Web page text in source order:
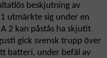
beskjutning av
utmärkte sig under en
2 kan påstås ha skjutit
gick svensk trupp över
batteri, under befäl av